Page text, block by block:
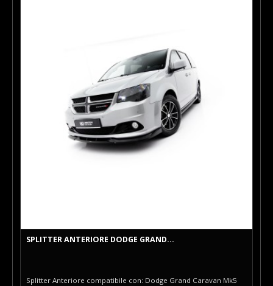
SPLITTER ANTERIORE DODGE GRAND...
Splitter Anteriore compatibile con: Dodge Grand Caravan Mk5